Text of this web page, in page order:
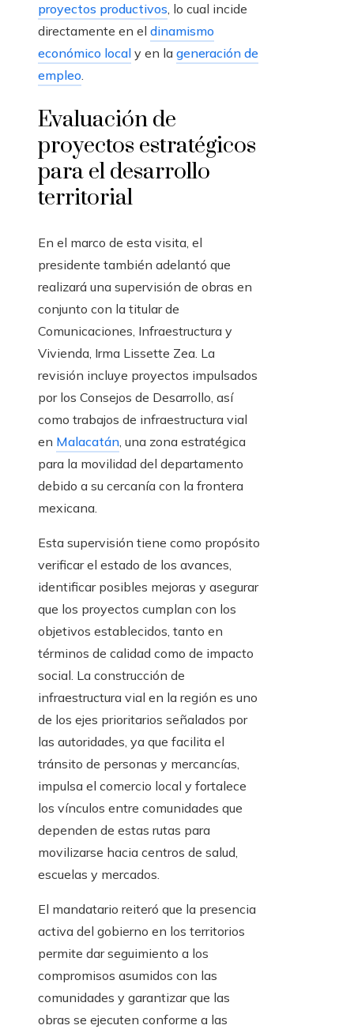
proyectos productivos, lo cual incide
directamente en el dinamismo
económico local y en la generación de
empleo.
Evaluación de
proyectos estratégicos
para el desarrollo
territorial
En el marco de esta visita, el
presidente también adelantó que
realizará una supervisión de obras en
conjunto con la titular de
Comunicaciones, Infraestructura y
Vivienda, Irma Lissette Zea. La
revisión incluye proyectos impulsados
por los Consejos de Desarrollo, así
como trabajos de infraestructura vial
en Malacatán, una zona estratégica
para la movilidad del departamento
debido a su cercanía con la frontera
mexicana.
Esta supervisión tiene como propósito
verificar el estado de los avances,
identificar posibles mejoras y asegurar
que los proyectos cumplan con los
objetivos establecidos, tanto en
términos de calidad como de impacto
social. La construcción de
infraestructura vial en la región es uno
de los ejes prioritarios señalados por
las autoridades, ya que facilita el
tránsito de personas y mercancías,
impulsa el comercio local y fortalece
los vínculos entre comunidades que
dependen de estas rutas para
movilizarse hacia centros de salud,
escuelas y mercados.
El mandatario reiteró que la presencia
activa del gobierno en los territorios
permite dar seguimiento a los
compromisos asumidos con las
comunidades y garantizar que las
obras se ejecuten conforme a las